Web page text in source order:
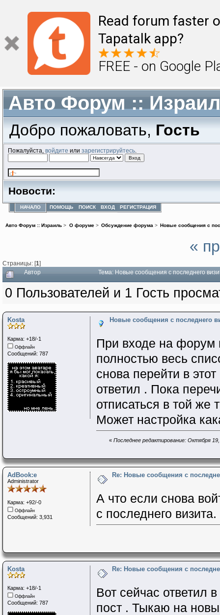
Read forum faster
Tapatalk app?
FREE - on Google
Авто Форум ::
Добро пожаловать,Гость
Пожалуйста,войдите илизарегистрируйтесь
Новости:
НАЧАЛО ПОМОЩЬ ПОИСК ВХОД РЕГИСТРАЦИЯ
Авто Форум :: Израиль > О форуме> Обсуждение форума> Новые сообщения с
«
Страницы: [1]
Автор Тема: Новые сообщения с последнего
0 Пользователей и 1 Гость
Kosta
Карма: +18/-1
Оффлайн
Сообщений: 787
Новые сообщения с последнего
При входе на форум
полностью весь
снова перейти в
ответил . Пока
отписаться в той же
Может настройка
« Последнее редактирование: Октября
AdBook:e
Administrator
Карма: +92/-0
Оффлайн
Сообщений: 3,931
Re: Новые сообщения с
А что если снова
с последнего
Kosta
Карма: +18/-1
Оффлайн
Сообщений: 787
Re: Новые сообщения с
Вот сейчас ответил
пост . Тыкаю на